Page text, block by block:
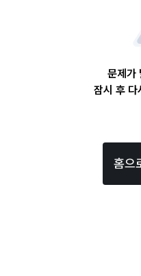
문제가
잠시 후 다
홈으